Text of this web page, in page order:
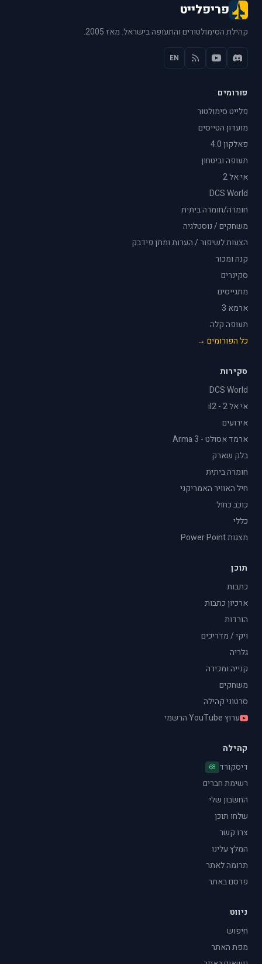
פריפלייט
קהילת הסימולטורים והתעופה בישראל. מאז 2005.
EN
פורומים
פלייט סימולטור
מועדון הטייסים
פאלקון 4.0
תעופה וביטחון
אי אל 2
DCS World
חומרה/חומרה ביתית
משחקים / נוסטלגיה
הצעות לשיפור / הערות ומתן פידבק
קנה ומכור
סקינרים
מתגייסים
ארמא 3
תעופה קלה
כל הפורומים →
סקירות
DCS World
אי אל 2 - il2
אירועים
ארמד אסולט - Arma 3
בלק שארק
חומרה ביתית
חיל האוויר האמריקני
כוכב כחול
כללי
מצגות Power Point
תוכן
כתבות
ארכיון כתבות
הורדות
ויקי / מדריכים
גלריה
קנייה ומכירה
משחקים
סרטוני קהילה
ערוץ YouTube הרשמי
קהילה
דיסקורד 68
רשימת חברים
החשבון שלי
שלחו תוכן
צרו קשר
המלץ עלינו
תרומה לאתר
פרסם באתר
ניווט
חיפוש
מפת האתר